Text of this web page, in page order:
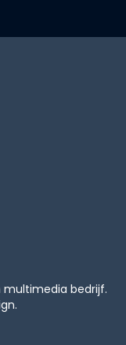
multimedia bedrijf.